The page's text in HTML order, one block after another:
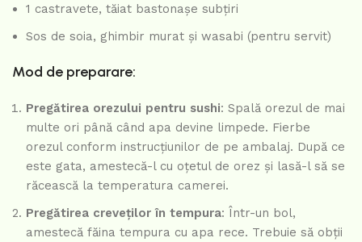
1 castravete, tăiat bastonașe subțiri
Sos de soia, ghimbir murat și wasabi (pentru servit)
Mod de preparare:
Pregătirea orezului pentru sushi: Spală orezul de mai
multe ori până când apa devine limpede. Fierbe
orezul conform instrucțiunilor de pe ambalaj. După ce
este gata, amestecă-l cu oțetul de orez și lasă-l să se
răcească la temperatura camerei.
Pregătirea creveților în tempura: Într-un bol,
amestecă făina tempura cu apa rece. Trebuie să obții